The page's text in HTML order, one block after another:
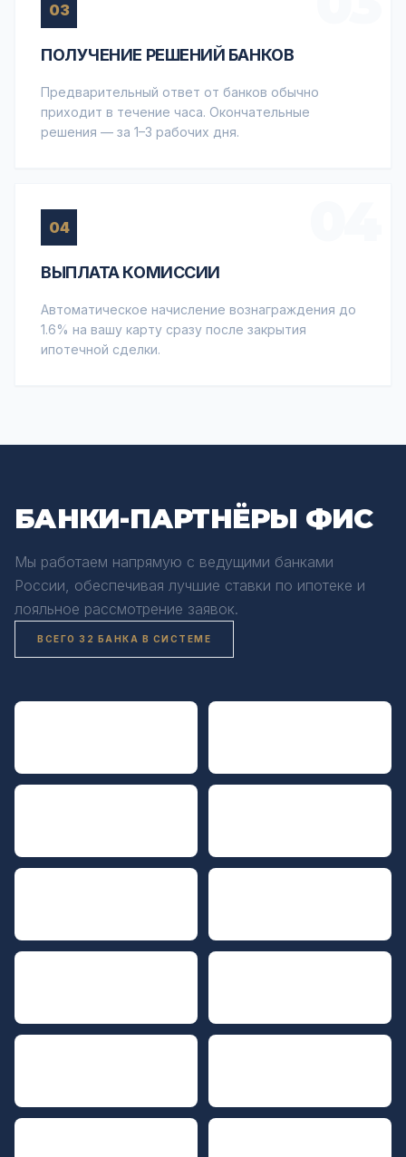
03
ПОЛУЧЕНИЕ РЕШЕНИЙ БАНКОВ
Предварительный ответ от банков обычно
приходит в течение часа. Окончательные
решения — за 1–3 рабочих дня.
04
ВЫПЛАТА КОМИССИИ
Автоматическое начисление вознаграждения до
1.6% на вашу карту сразу после закрытия
ипотечной сделки.
БАНКИ-ПАРТНЁРЫ ФИС
Мы работаем напрямую с ведущими банками
России, обеспечивая лучшие ставки по ипотеке и
лояльное рассмотрение заявок.
ВСЕГО 32 БАНКА В СИСТЕМЕ